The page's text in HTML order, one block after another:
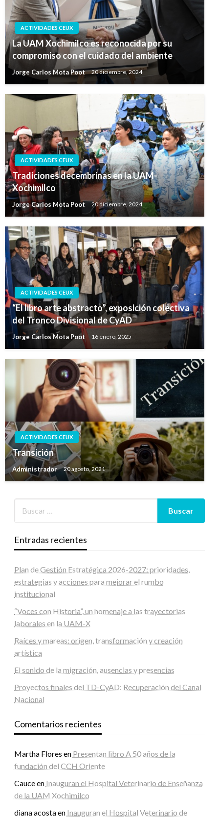
ACTIVIDADES CEUX
La UAM Xochimilco es reconocida por su
compromiso con el cuidado del ambiente
Jorge Carlos Mota Poot 20 diciembre, 2024
ACTIVIDADES CEUX
Tradiciones decembrinas en la UAM-
Xochimilco
Jorge Carlos Mota Poot 20 diciembre, 2024
ACTIVIDADES CEUX
“El libro arte abstracto”, exposición colectiva
del Tronco Divisional de CyAD
Jorge Carlos Mota Poot 16 enero, 2025
ACTIVIDADES CEUX
Transición
Administrador 20 agosto, 2021
Entradas recientes
Plan de Gestión Estratégica 2026-2027: prioridades,
estrategias y acciones para mejorar el rumbo
institucional
“Voces con Historia”, un homenaje a las trayectorias
laborales en la UAM-X
Raíces y mareas: origen, transformación y creación
artística
El sonido de la migración, ausencias y presencias
Proyectos finales del TD-CyAD: Recuperación del Canal
Nacional
Comentarios recientes
Martha Flores en Presentan libro A 50 años de la
fundación del CCH Oriente
Cauceen Inauguran el Hospital Veterinario de Enseñanza
de la UAM Xochimilco
diana acostaen Inauguran el Hospital Veterinario de